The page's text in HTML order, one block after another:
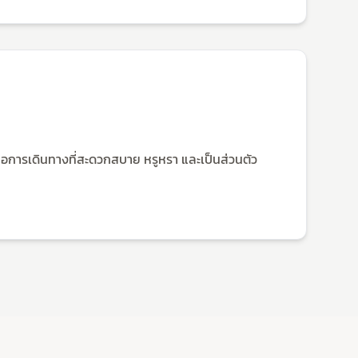
ารเดินทางที่สะดวกสบาย หรูหรา และเป็นส่วนตัว